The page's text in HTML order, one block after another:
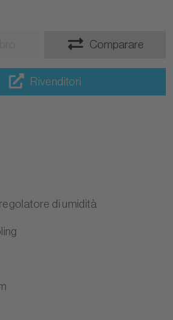
Comparare
Rivenditori
di umidità